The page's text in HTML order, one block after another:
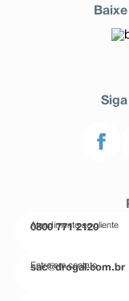
Atendimento ao cliente
0800 771 2120
Entre em contato
sac@drogal.com.br